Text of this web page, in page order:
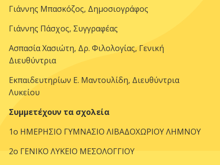
Γιάννης Μπασκόζος, Δημοσιογράφος
Γιάννης Πάσχος, Συγγραφέας
Ασπασία Χασιώτη, Δρ. Φιλολογίας, Γενική
Διευθύντρια
Εκπαιδευτηρίων Ε. Μαντουλίδη, Διευθύντρια
Λυκείου
Συμμετέχουν τα σχολεία
1ο ΗΜΕΡΗΣΙΟ ΓΥΜΝΑΣΙΟ ΛΙΒΑΔΟΧΩΡΙΟΥ ΛΗΜΝΟΥ
2ο ΓΕΝΙΚΟ ΛΥΚΕΙΟ ΜΕΣΟΛΟΓΓΙΟΥ